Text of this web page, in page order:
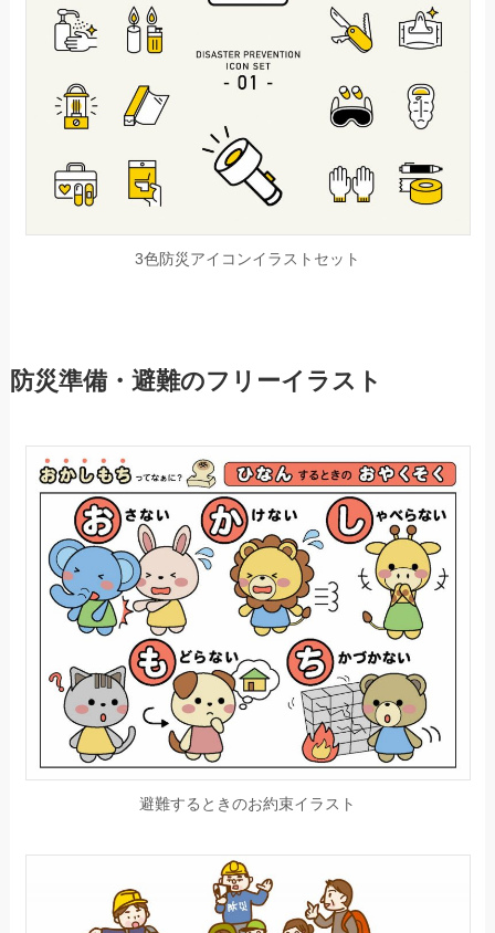
3色防災アイコンイラストセット
防災準備・避難のフリーイラスト
避難するときのお約束イラスト